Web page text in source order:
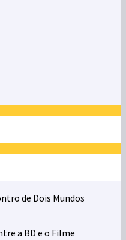
de Dois Mundos
a BD e o Filme